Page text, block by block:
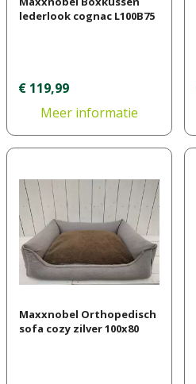
lederlook cognac L100B75
€ 119,99
Meer informatie
Maxxnobel Orthopedisch
sofa cozy zilver 100x80